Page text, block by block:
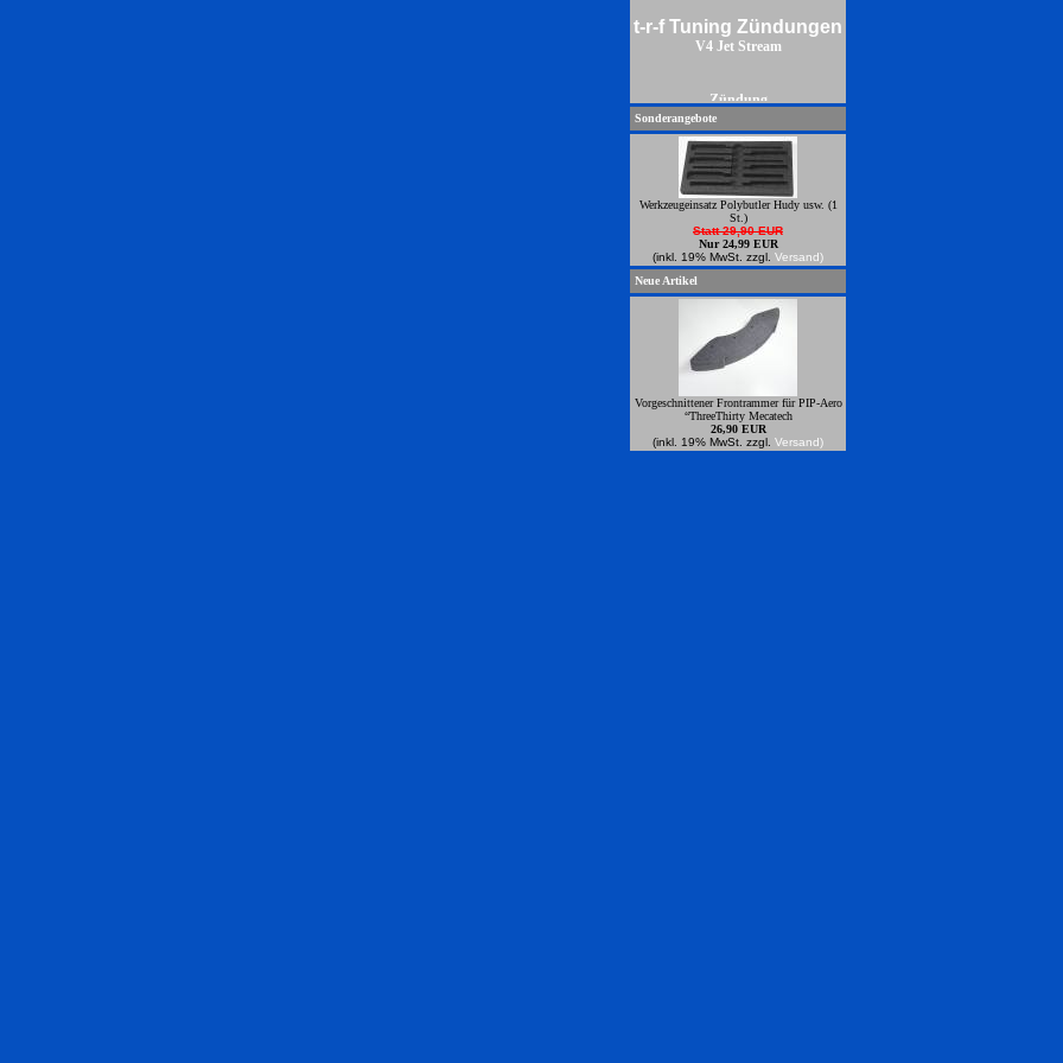
t-r-f Tuning Zündungen
V4 Jet Stream
Zündung
Sonderangebote
Werkzeugeinsatz Polybutler Hudy usw. (1
St.)
Statt 29,90 EUR
Nur 24,99 EUR
(inkl. 19% MwSt. zzgl. Versand)
Neue Artikel
Vorgeschnittener Frontrammer für PIP-Aero
“ThreeThirty Mecatech
26,90 EUR
(inkl. 19% MwSt. zzgl. Versand)